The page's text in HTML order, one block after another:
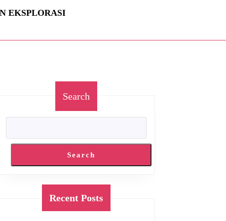
EKSPLORASI
Search
Search
Recent Posts